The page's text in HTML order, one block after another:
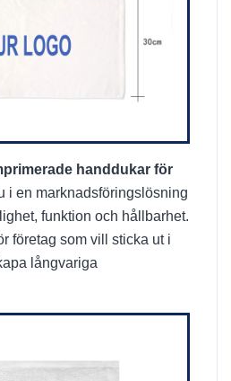
handdukar för
i en marknadsföringslösning
funktion och hållbarhet.
företag som vill sticka ut i
långvariga